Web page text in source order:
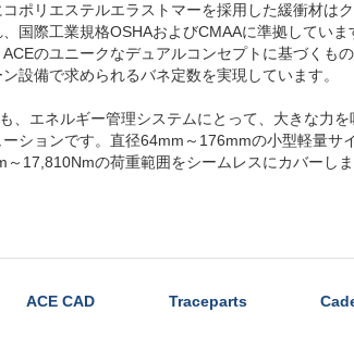
ポリエステルエラストマーを採用した緩衝材は
国際工業規格OSHAおよびCMAAに準拠してい
のユニークなデュアルコンセプトに基づくも
設備で求められるバネ定数を実現しています。
、エネルギー管理システムにとって、大きな力
ーションです。直径64mm～176mmの小型軽量サ
～17,810Nmの荷重範囲をシームレスにカバーしま
ACE CAD Traceparts